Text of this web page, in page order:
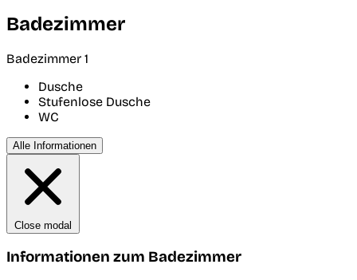
Badezimmer
Badezimmer 1
Dusche
Stufenlose Dusche
WC
Alle Informationen
Close modal
Informationen zum Badezimmer